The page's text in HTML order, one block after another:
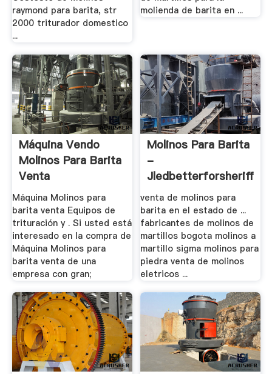
raymond para barita, str
2000 triturador domestico
...
molienda de barita en ...
Máquina Vendo
Molinos Para Barita
Venta
Máquina Molinos para
barita venta Equipos de
trituración y . Si usted está
interesado en la compra de
Máquina Molinos para
barita venta de una
empresa con gran;
Molinos Para Barita
-
venta de molinos para
barita en el estado de ...
fabricantes de molinos de
martillos bogota molinos a
martillo sigma molinos para
piedra venta de molinos
eletricos ...